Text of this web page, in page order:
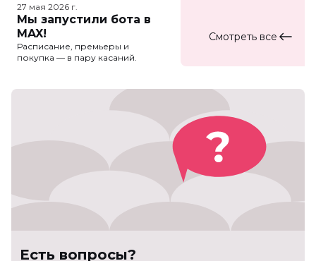
27 мая 2026 г.
Мы запустили бота в
MAX!
Расписание, премьеры и
покупка — в пару касаний.
Смотреть все
Есть вопросы?